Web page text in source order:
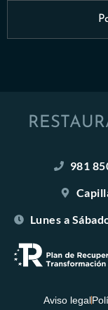
981
Lunes a
Aviso legal